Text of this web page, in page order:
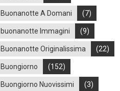
Buonanotte A Domani (7)
buonanotte Immagini (9)
Buonanotte Originalissima (22)
Buongiorno (152)
Buongiorno Nuovissimi (3)